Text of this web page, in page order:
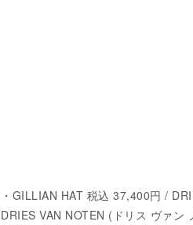
・GILLIAN HAT 税込 37,400円 /
DRIES VAN NOTEN (ドリス ヴァン